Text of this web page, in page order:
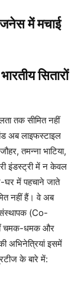
में मचाई
सितारों
तक सीमित नहीं
अब लाइफस्टाइल
तमन्ना भाटिया,
इंडस्ट्री में न केवल
में पहचाने जाते
नहीं हैं। वे अब
(Co-
चमक-धमक और
अभिनेत्रियां इसमें
के बारे में: